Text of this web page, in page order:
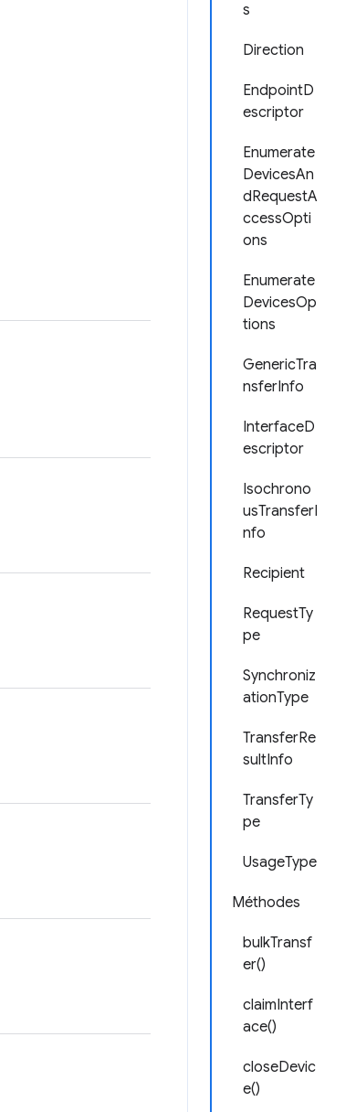
s
Direction
EndpointD
escriptor
Enumerate
DevicesAn
dRequestA
ccessOpti
ons
Enumerate
DevicesOp
tions
GenericTra
nsferInfo
InterfaceD
escriptor
Isochrono
usTransferI
nfo
Recipient
RequestTy
pe
Synchroniz
ationType
TransferRe
sultInfo
TransferTy
pe
UsageType
Méthodes
bulkTransf
er()
claimInterf
ace()
closeDevic
e()